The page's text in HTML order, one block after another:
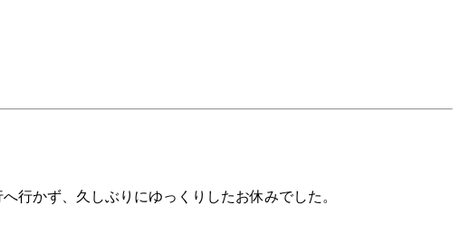
行かず、久しぶりにゆっくりしたお休みでした。